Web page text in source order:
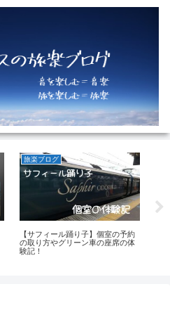
旅楽ブログ
【サフィール踊り子】個室の予約
の取り方やグリーン車の座席の体
験記！